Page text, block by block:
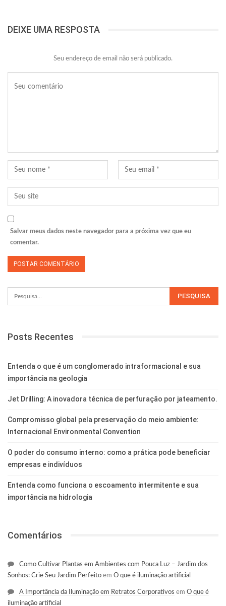
DEIXE UMA RESPOSTA
Seu endereço de email não será publicado.
Salvar meus dados neste navegador para a próxima vez que eu
comentar.
Posts Recentes
Entenda o que é um conglomerado intraformacional e sua
importância na geologia
Jet Drilling: A inovadora técnica de perfuração por jateamento.
Compromisso global pela preservação do meio ambiente:
Internacional Environmental Convention
O poder do consumo interno: como a prática pode beneficiar
empresas e indivíduos
Entenda como funciona o escoamento intermitente e sua
importância na hidrologia
Comentários
Como Cultivar Plantas em Ambientes com Pouca Luz – Jardim dos
Sonhos: Crie Seu Jardim Perfeito em O que é iluminação artificial
A Importância da Iluminação em Retratos Corporativos em O que é
iluminação artificial